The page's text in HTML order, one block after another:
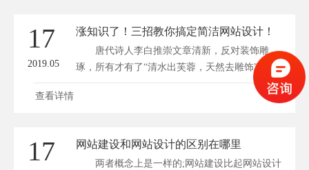
17
2019.05
涨知识了！三招教你搞定简洁网站设计！
唐代诗人李白推崇文章清新，反对装饰雕
琢，所有才有了“清水出芙蓉，天然去雕饰”的名
句...
查看详情
17 网站建设和网站设计的区别在哪里
两者概念上是一样的;网站建设比起网站设计